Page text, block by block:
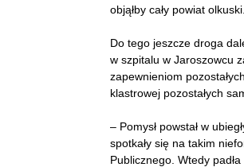
objąłby cały powiat olkuski.
Do tego jeszcze droga
w szpitalu w Jaroszowcu
zapewnieniom
klastrowej pozostałych
– Pomysł powstał w ubie
spotkały się na takim
Publicznego. Wtedy